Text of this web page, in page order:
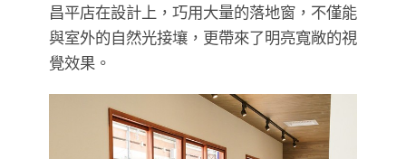
昌平店在設計上，巧用大量的落地窗，不僅能
與室外的自然光接壤，更帶來了明亮寬敞的視
覺效果。